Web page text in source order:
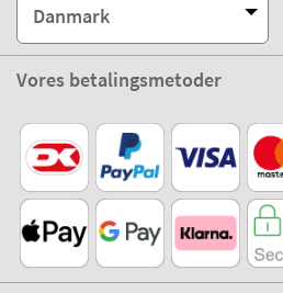
Danmark
Vores betalingsmetoder